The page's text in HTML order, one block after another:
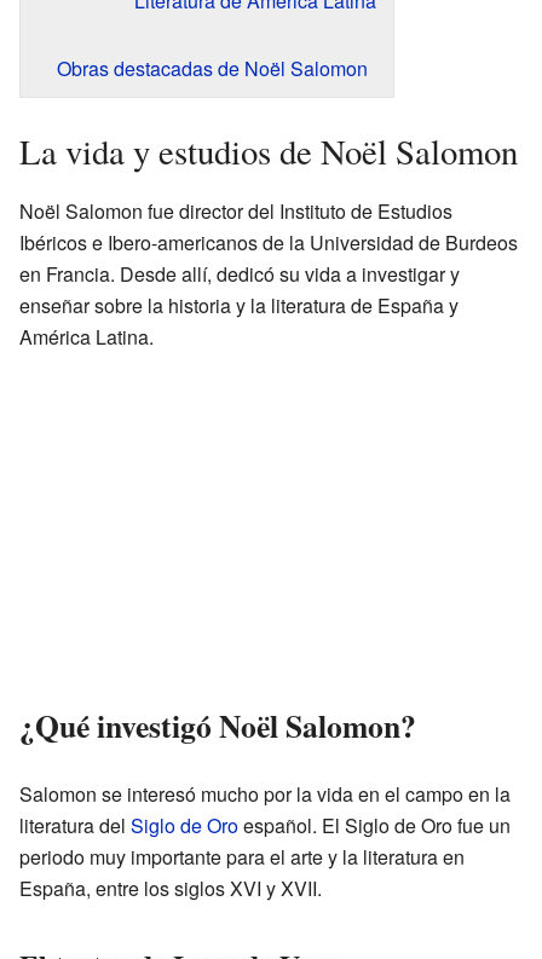
Obras destacadas de Noël Salomon
La vida y estudios de Noël Salomon
Noël Salomon fue director del Instituto de Estudios
Ibéricos e Ibero-americanos de la Universidad de Burdeos
en Francia. Desde allí, dedicó su vida a investigar y
enseñar sobre la historia y la literatura de España y
América Latina.
¿Qué investigó Noël Salomon?
Salomon se interesó mucho por la vida en el campo en la
literatura del Siglo de Oroespañol. El Siglo de Oro fue un
periodo muy importante para el arte y la literatura en
España, entre los siglos XVI y XVII.